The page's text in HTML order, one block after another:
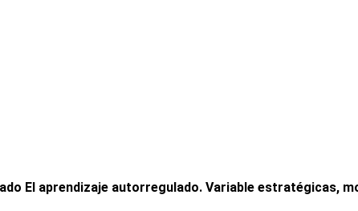
El aprendizaje autorregulado. Variable estratégicas,